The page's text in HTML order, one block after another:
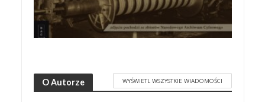
O Autorze WYŚWIETL WSZYSTKIE WIADOMOŚCI